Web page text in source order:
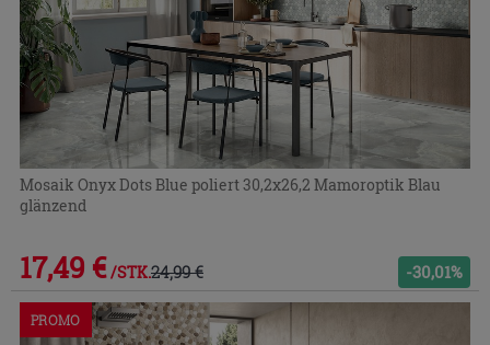
Mosaik Onyx Dots Blue poliert 30,2x26,2 Mamoroptik Blau
glänzend
17,49 € /STK.24,99 € -30,01%
PROMO